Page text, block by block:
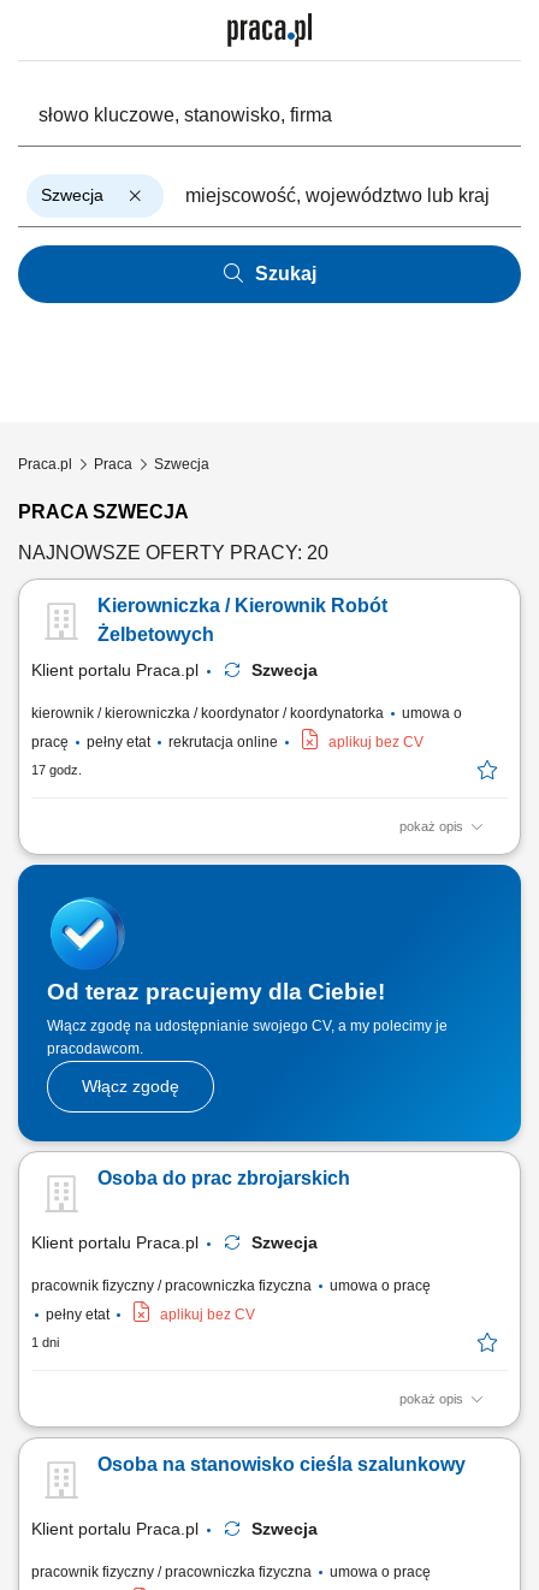
Szwecja
Szukaj
Praca.pl Praca Szwecja
PRACA SZWECJA
NAJNOWSZE OFERTY PRACY: 20
Kierowniczka / Kierownik Robót
Żelbetowych
Klient portalu Praca.pl Szwecja
kierownik / kierowniczka / koordynator / koordynatorka
umowa o
pracę
pełny etat rekrutacja online aplikuj bez CV
17 godz.
pokaż opis
Kierowanie i nadzór nad pracami żelbetowymi na budowie zgodnie z
pracy zespołów wykonawczych oraz podwykonawców. Weryfikacja
dokumentacji technicznej oraz bieżące reagowanie na zmiany
projektowe. Kontrola jakości i...
Od teraz pracujemy dla Ciebie!
Włącz zgodę na udostępnianie swojego CV, a my polecimy je
pracodawcom.
Włącz zgodę
Osoba do prac zbrojarskich
Klient portalu Praca.pl Szwecja
pracownik fizyczny / pracowniczka fizyczna
umowa o pracę
pełny etat
aplikuj bez CV
1 dni
pokaż opis
Wykonywanie konstrukcji stalowych, zbrojenia, szkieletów i siatek
Osoba na stanowisko cieśla szalunkowy
Klient portalu Praca.pl Szwecja
pracownik fizyczny / pracowniczka fizyczna
umowa o pracę